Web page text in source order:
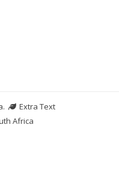
.
Extra Text
Africa